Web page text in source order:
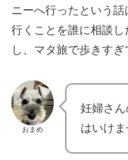
ニーへ行ったという
行くことを誰に相談
し、マタ旅で歩きす
おまめ
妊婦さ
はいけま